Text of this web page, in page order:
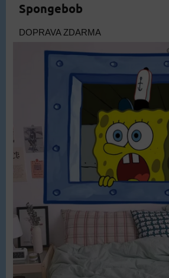
Spongebob
DOPRAVA ZDARMA